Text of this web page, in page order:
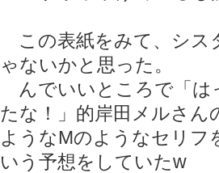
この表紙をみて、シス
ゃないかと思った。
んでいいところで「
たな！」的岸田メルさん
ようなMのようなセリ
いう予想をしていたw